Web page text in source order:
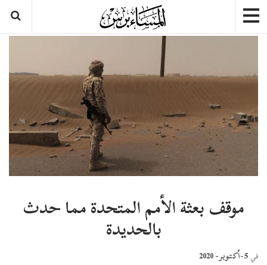
موقف بعثة الأمم المتحدة مما حدث
بالحديدة
في 5-أكتوبر- 2020